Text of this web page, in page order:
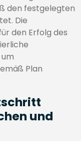
den festgelegten
Die
den Erfolg des
Plan
und